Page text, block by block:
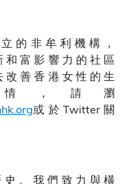
的 非 牟 利 機 構 ，
和 富 影 響 力 的 社 區
改 善 香 港 女 性 的 生
， 請 瀏
或 於 Twitter 關
。 我 們 致 力 與 橫